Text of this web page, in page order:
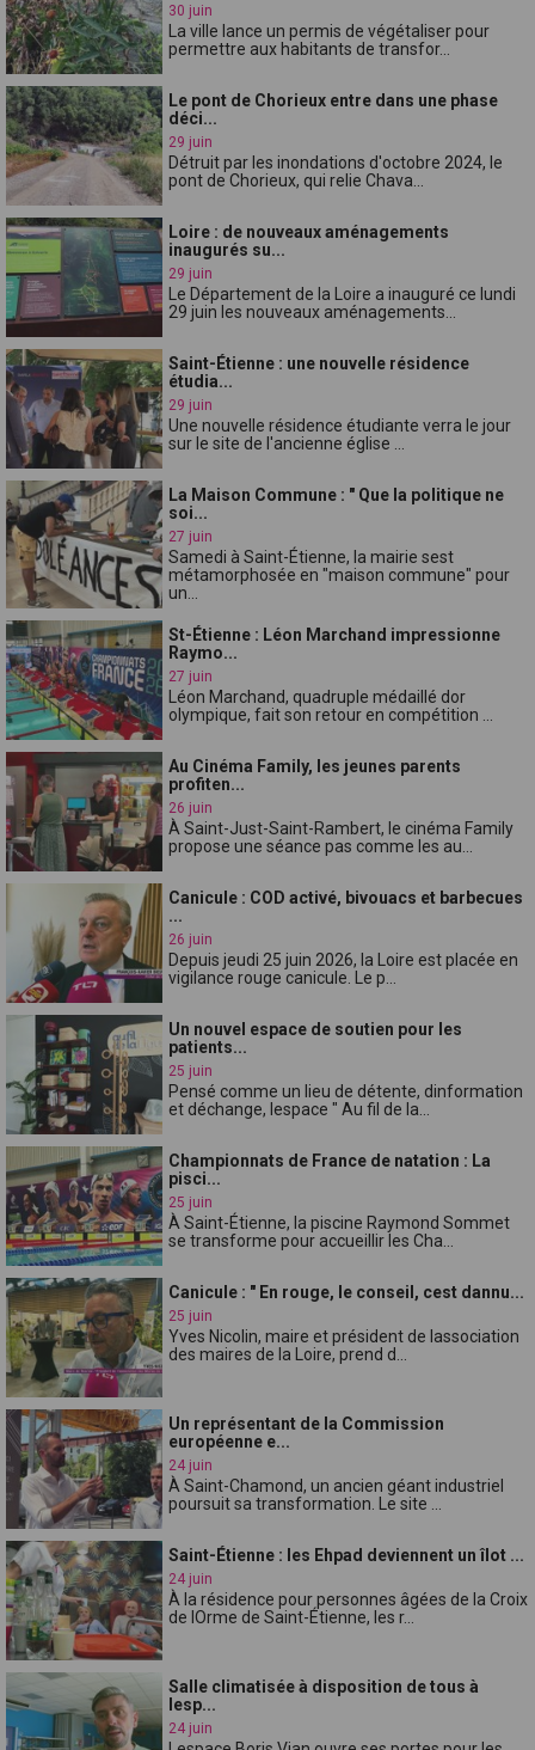
30 juin
La ville lance un permis de végétaliser pour
permettre aux habitants de transfor...
Le pont de Chorieux entre dans une phase
déci...
29 juin
Détruit par les inondations d'octobre 2024, le
pont de Chorieux, qui relie Chava...
Loire : de nouveaux aménagements
inaugurés su...
29 juin
Le Département de la Loire a inauguré ce lundi
29 juin les nouveaux aménagements...
Saint-Étienne : une nouvelle résidence
étudia...
29 juin
Une nouvelle résidence étudiante verra le jour
sur le site de l'ancienne église ...
La Maison Commune : " Que la politique ne
soi...
27 juin
Samedi à Saint-Étienne, la mairie sest
métamorphosée en "maison commune" pour
un...
St-Étienne : Léon Marchand impressionne
Raymo...
27 juin
Léon Marchand, quadruple médaillé dor
olympique, fait son retour en compétition ...
Au Cinéma Family, les jeunes parents
profiten...
26 juin
À Saint-Just-Saint-Rambert, le cinéma Family
propose une séance pas comme les au...
Canicule : COD activé, bivouacs et barbecues
...
26 juin
Depuis jeudi 25 juin 2026, la Loire est placée en
vigilance rouge canicule. Le p...
Un nouvel espace de soutien pour les
patients...
25 juin
Pensé comme un lieu de détente, dinformation
et déchange, lespace " Au fil de la...
Championnats de France de natation : La
pisci...
25 juin
À Saint-Étienne, la piscine Raymond Sommet
se transforme pour accueillir les Cha...
Canicule : " En rouge, le conseil, cest dannu...
25 juin
Yves Nicolin, maire et président de lassociation
des maires de la Loire, prend d...
Un représentant de la Commission
européenne e...
24 juin
À Saint-Chamond, un ancien géant industriel
poursuit sa transformation. Le site ...
Saint-Étienne : les Ehpad deviennent un îlot ...
24 juin
À la résidence pour personnes âgées de la Croix
de lOrme de Saint-Étienne, les r...
Salle climatisée à disposition de tous à
lesp...
24 juin